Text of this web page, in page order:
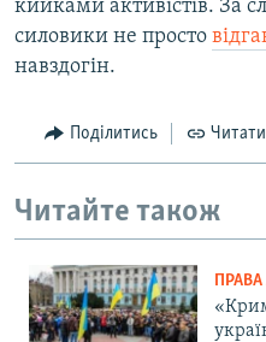
кийками активістів. За
силовики не просто
навздогін.
Поділитись
Читайте також